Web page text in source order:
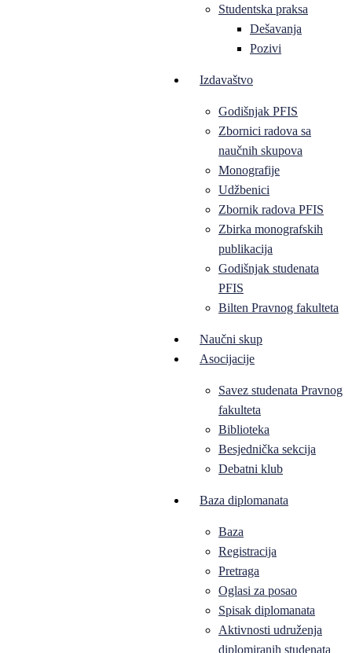
Studentska praksa
Dešavanja
Pozivi
Izdavaštvo
Godišnjak PFIS
Zbornici radova sa
naučnih skupova
Monografije
Udžbenici
Zbornik radova PFIS
Zbirka monografskih
publikacija
Godišnjak studenata
PFIS
Bilten Pravnog fakulteta
Naučni skup
Asocijacije
Savez studenata Pravnog
fakulteta
Biblioteka
Besjednička sekcija
Debatni klub
Baza diplomanata
Baza
Registracija
Pretraga
Oglasi za posao
Spisak diplomanata
Aktivnosti udruženja
diplomiranih studenata